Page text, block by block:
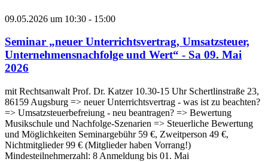
09.05.2026 um 10:30 - 15:00
Seminar „neuer Unterrichtsvertrag, Umsatzsteuer,
Unternehmensnachfolge und Wert“ - Sa 09. Mai
2026
mit Rechtsanwalt Prof. Dr. Katzer 10.30-15 Uhr Schertlinstraße 23,
86159 Augsburg => neuer Unterrichtsvertrag - was ist zu beachten?
=> Umsatzsteuerbefreiung - neu beantragen? => Bewertung
Musikschule und Nachfolge-Szenarien => Steuerliche Bewertung
und Möglichkeiten Seminargebühr 59 €, Zweitperson 49 €,
Nichtmitglieder 99 € (Mitglieder haben Vorrang!)
Mindesteilnehmerzahl: 8 Anmeldung bis 01. Mai